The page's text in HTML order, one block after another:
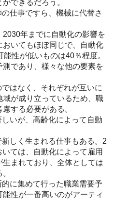
できるだろう。
仕事ですら、機械に代替さ
年までに自動化の影響を
いてもほぼ同じで、自動化
性が低いものは40％程度。
であり、様々な他の要素を
はなく、それぞれが互いに
が成り立っているため、職
する必要がある。
いが、高齢化によって自動
しく生まれる仕事もある。2
ては、自動化によって雇用
まれており、全体としては
に集めて行った職業需要予
性が一番高いのがアーティ